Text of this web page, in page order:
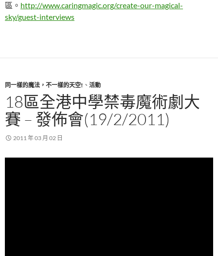
區。 http://www.caringmagic.org/create-our-magical-
sky/guest-interviews
同一樣的魔法，不一樣的天空! 、 活動
18區全港中學禁毒魔術劇大
賽 – 發佈會(19/2/2011)
2011 年 03 月 02 日